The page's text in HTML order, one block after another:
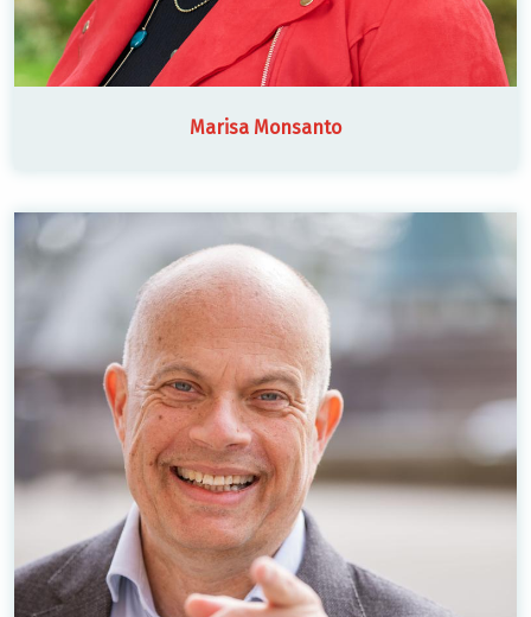
Marisa Monsanto